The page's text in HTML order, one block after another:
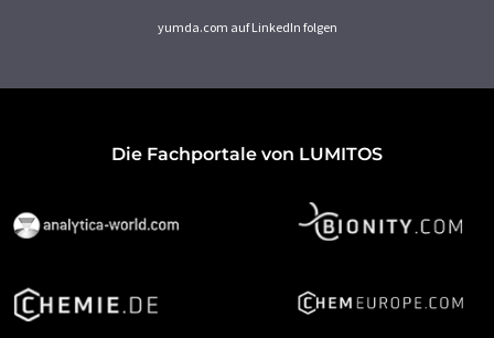
yumda.com auf LinkedIn folgen
Die Fachportale von LUMITOS